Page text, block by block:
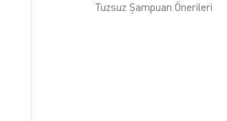
Tuzsuz Şampuan Önerileri